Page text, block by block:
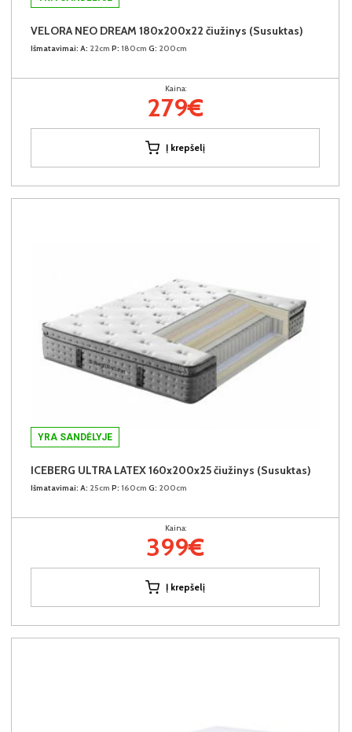
VELORA NEO DREAM 180x200x22 čiužinys (Susuktas)
Išmatavimai: A: 22cm P: 180cm G: 200cm
Kaina:
279€
Į krepšelį
YRA SANDĖLYJE
ICEBERG ULTRA LATEX 160x200x25 čiužinys (Susuktas)
Išmatavimai: A: 25cm P: 160cm G: 200cm
Kaina:
399€
Į krepšelį